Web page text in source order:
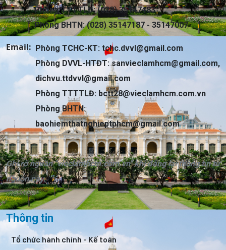
Phòng TTTTLĐ: (028) 35147483
Phòng BHTN: (028) 35147187 - 35147007
Email: Phòng TCHC-KT: tchc.dvvl@gmail.com
Phòng DVVL-HTĐT:sanvieclamhcm@gmail.com,
dichvu.ttdvvl@gmail.com
Phòng TTTTLĐ: bctt28@vieclamhcm.com.vn
Phòng BHTN:
baohiemthatnghieptphcm@gmail.com
Ghi rõ nguồn "vieclamhcm.com.vn" khi đăng lại thông tin từ
nguồn này.
Thông tin
Tổ chức hành chính - Kế toán